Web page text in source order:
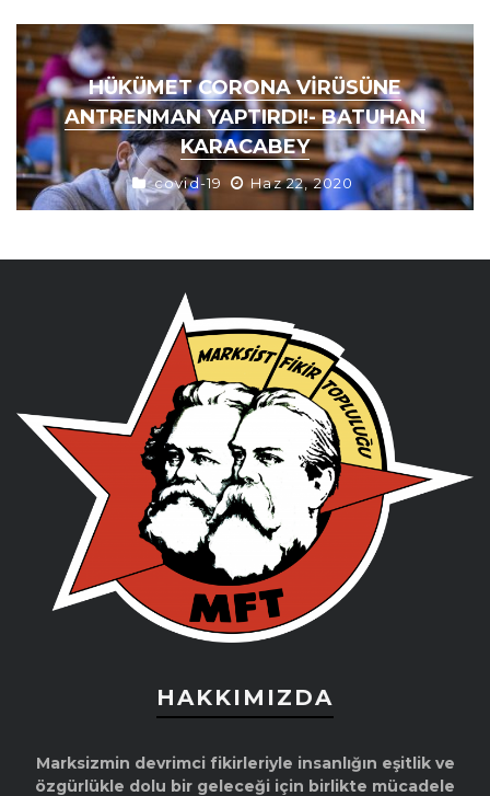
HÜKÜMET CORONA VIRÜSÜNE
ANTRENMAN YAPTIRDI!- BATUHAN
KARACABEY
covid-19 Haz 22, 2020
HAKKIMIZDA
Marksizmin devrimci fikirleriyle insanlığın eşitlik ve
özgürlükle dolu bir geleceği için birlikte mücadele